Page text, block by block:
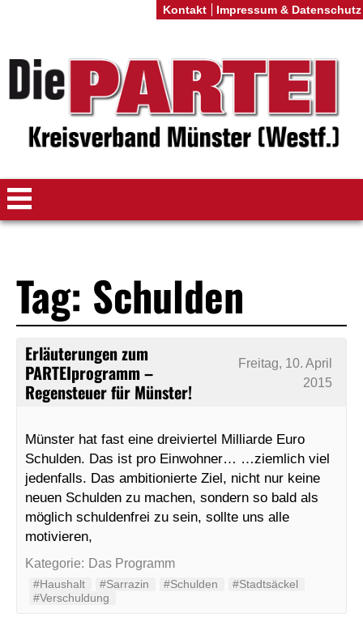
Tag: Schulden
Erläuterungen zum
PARTEIprogramm –
Regensteuer für Münster!
Freitag, 10. April
2015
Münster hat fast eine dreiviertel Milliarde Euro
Schulden. Das ist pro Einwohner… …ziemlich viel
jedenfalls. Das ambitionierte Ziel, nicht nur keine
neuen Schulden zu machen, sondern so bald als
möglich schuldenfrei zu sein, sollte uns alle
motivieren,
Kategorie: Das Programm
#Haushalt #Sarrazin #Schulden
#Stadtsäckel
#Verschuldung
Kontakt Impressum & Datenschutz